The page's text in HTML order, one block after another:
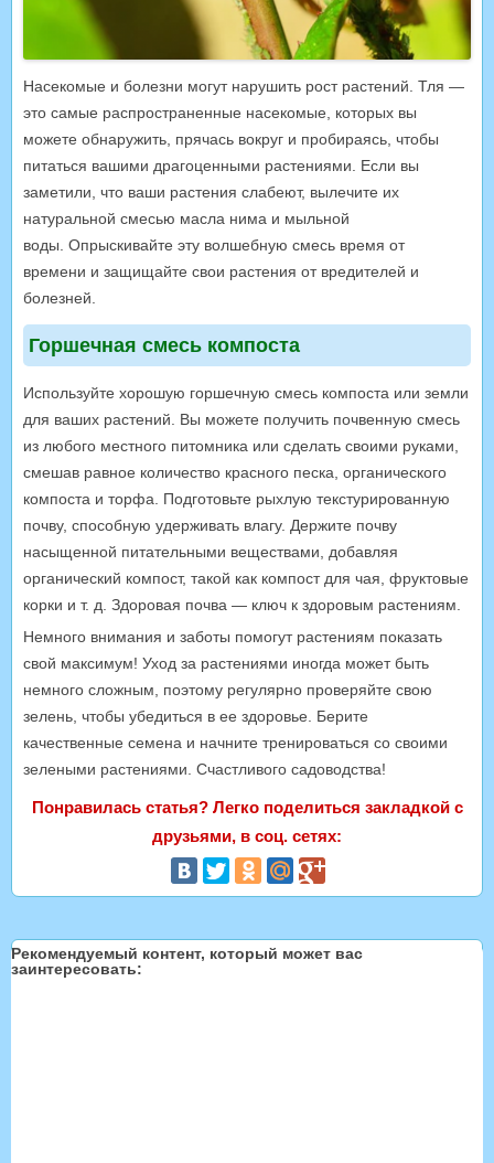
Насекомые и болезни могут нарушить рост растений. Тля —
это самые распространенные насекомые, которых вы
можете обнаружить, прячась вокруг и пробираясь, чтобы
питаться вашими драгоценными растениями. Если вы
заметили, что ваши растения слабеют, вылечите их
натуральной смесью масла нима и мыльной
воды. Опрыскивайте эту волшебную смесь время от
времени и защищайте свои растения от вредителей и
болезней.
Горшечная смесь компоста
Используйте хорошую горшечную смесь компоста или земли
для ваших растений. Вы можете получить почвенную смесь
из любого местного питомника или сделать своими руками,
смешав равное количество красного песка, органического
компоста и торфа. Подготовьте рыхлую текстурированную
почву, способную удерживать влагу. Держите почву
насыщенной питательными веществами, добавляя
органический компост, такой как компост для чая, фруктовые
корки и т. д. Здоровая почва — ключ к здоровым растениям.
Немного внимания и заботы помогут растениям показать
свой максимум! Уход за растениями иногда может быть
немного сложным, поэтому регулярно проверяйте свою
зелень, чтобы убедиться в ее здоровье. Берите
качественные семена и начните тренироваться со своими
зелеными растениями. Счастливого садоводства!
Понравилась статья? Легко поделиться закладкой с
друзьями, в соц. сетях:
Рекомендуемый контент, который может вас
заинтересовать: